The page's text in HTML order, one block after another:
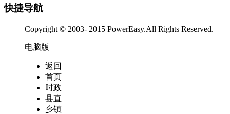
快捷导航
Copyright © 2003- 2015 PowerEasy.All Rights Reserved.
电脑版
返回
首页
时政
县直
乡镇